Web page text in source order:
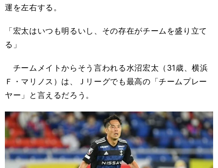
運を左右する。
「宏太はいつも明るいし、その存在がチームを盛り立て
る」
チームメイトからそう言われる水沼宏太（31歳、横浜
Ｆ・マリノス）は、Ｊリーグでも最高の「チームプレー
ヤー」と言えるだろう。